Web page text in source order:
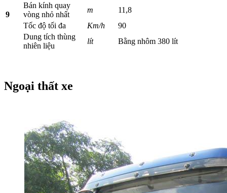
9
Bán kính quay
vòng nhỏ nhất
m
11,8
Tốc độ tối đa
Km/h
90
Dung tích thùng
nhiên liệu
lít Bằng nhôm 380 lít
Ngoại thất xe